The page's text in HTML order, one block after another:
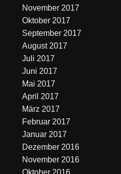
November 2017
Oktober 2017
September 2017
August 2017
Juli 2017
Juni 2017
Mai 2017
April 2017
März 2017
Februar 2017
Januar 2017
Dezember 2016
November 2016
Oktober 2016